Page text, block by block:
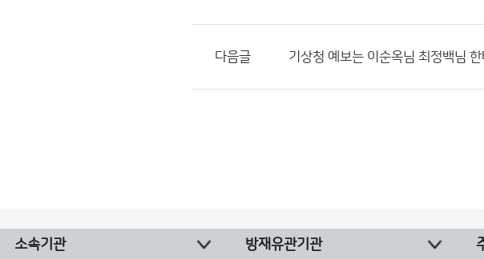
다음글 기상청 예보는 이순옥님 최정백님
소속기관 방재유관기관